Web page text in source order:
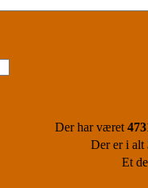
Der har været
Der er i alt
Et